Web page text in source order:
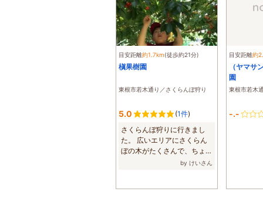
目安距離約1.7km(徒歩約21分)
槇果樹園
東根市若木通り／さくらんぼ狩り
5.0 (1件)
さくらんぼ狩りに行きまし
た。 広いエリアにさくらん
ぼの木がたくさんで、ちょう
by けいさん
目安距離約
（ヤマサ
園
東根市若木
-.-